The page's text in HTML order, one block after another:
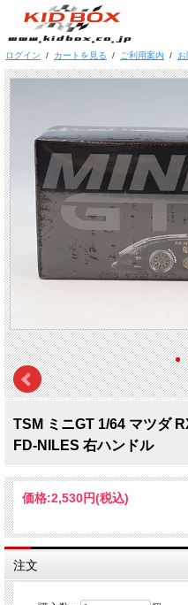
ログイン / カートを見る / ご利用案内 /
TSM ミニGT 1/64 マツダ
FD-NILES 右ハンドル
価格:2,530円(税込)
注文